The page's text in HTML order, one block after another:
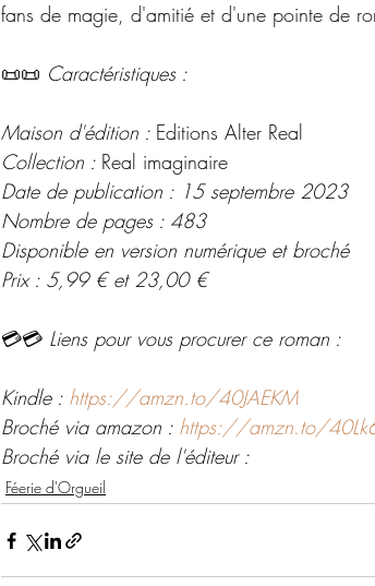
fans de magie, d'amitié et d'une pointe de
📜📜 Caractéristiques :
Maison d'édition : Editions Alter Real
Collection : Real imaginaire
Date de publication : 15 septembre 2023
Nombre de pages : 483
Disponible en version numérique et broché
Prix : 5,99 € et 23,00 €
💳💳 Liens pour vous procurer ce roman :
Kindle : https://amzn.to/40JAEKM
Broché via amazon : https://amzn.to/
Broché via le site de l'éditeur :
Féerie d'Orgueil